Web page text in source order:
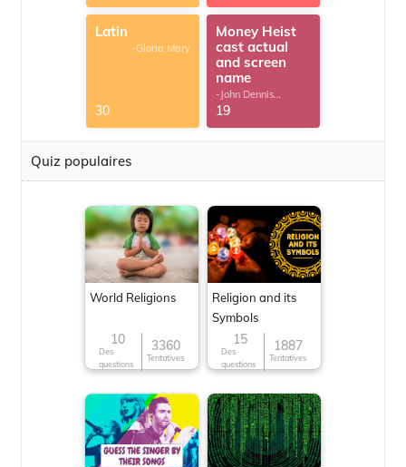
Latin
-Gloria Mary
30
Money Heist
cast actual
and screen
name
-John Dennis
G.Thomas
19
Quiz populaires
World Religions
10
Des
questions
3360
Tentatives
Religion and its
Symbols
15
Des
questions
1887
Tentatives